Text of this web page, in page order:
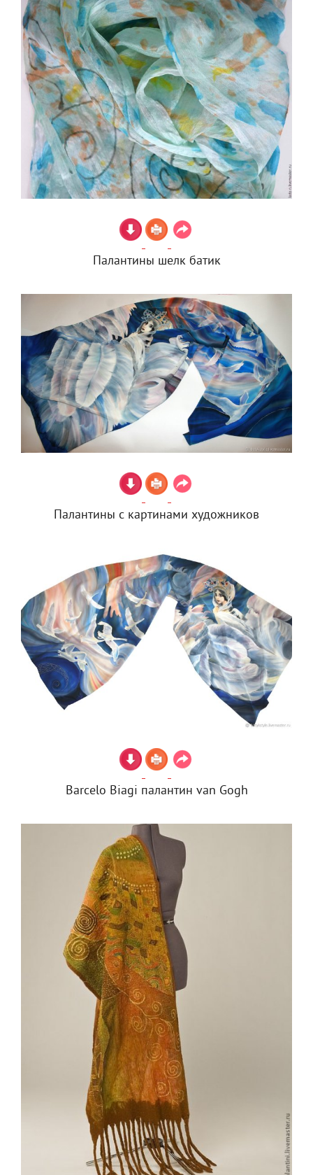
Палантины шелк батик
Палантины с картинами художников
Barcelo Biagi палантин van Gogh